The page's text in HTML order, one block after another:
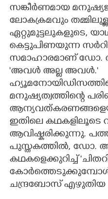
സങ്കീർണമായ
ലോകക്രമവും
ഏറ്റുമുട്ടലുകളുടെ,​
കെട്ടുപിണയുന്ന
സമാഹാരമാണ് ഡോ.
'അവൾ അല്ല അവൾ."
മനുഷ്യത്വത്തിന്റെ
ഇതിലെ കഥകളിലൂടെ
ആവിഷ്കരിക്കുന്നു.
പുസ്തകത്തിൽ,​ ഡോ.
കഥകളെക്കുറിച്ച്
ചന്ദ്രബോസ് എഴുതിയ